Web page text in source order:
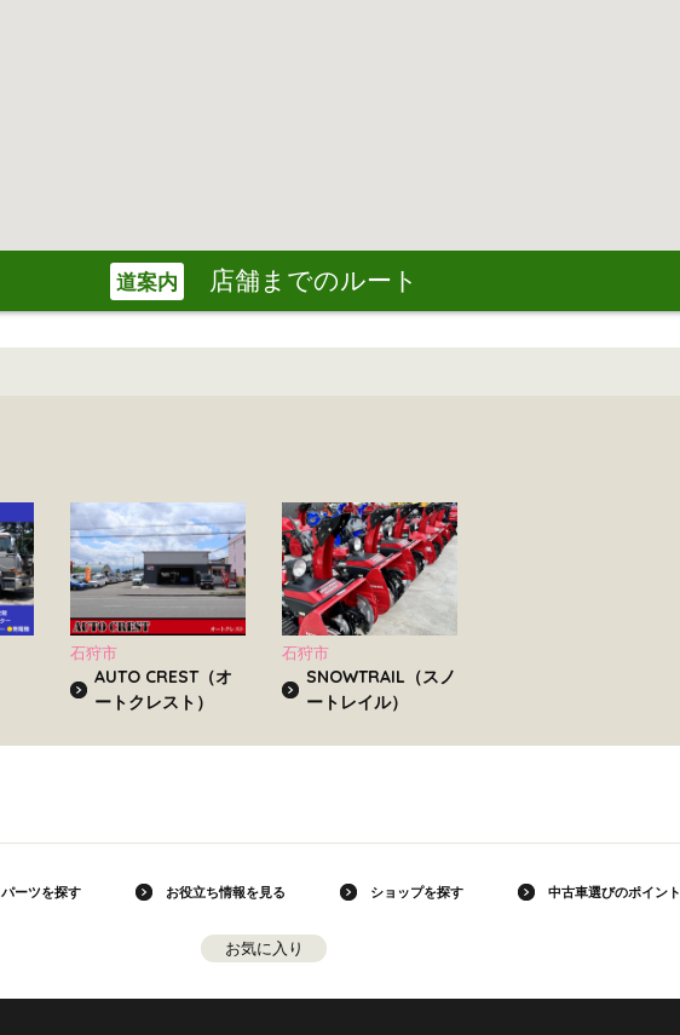
道案内 店舗までのルート
石狩市
AUTO CREST（オ
ートクレスト）
石狩市
SNOWTRAIL（スノ
ートレイル）
パーツを探す お役立ち情報を見る ショップを探す 中古車選びのポイント
お気に入り